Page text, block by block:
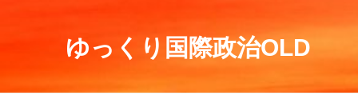
ゆっくり国際政治OLD